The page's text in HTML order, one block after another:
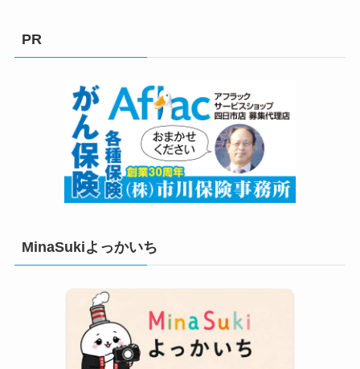
PR
MinaSukiよっかいち